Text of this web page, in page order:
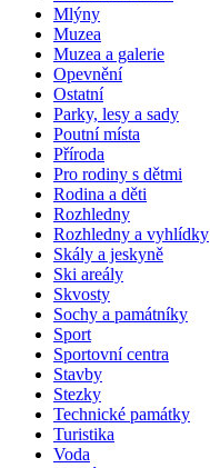
Mlýny
Muzea
Muzea a galerie
Opevnění
Ostatní
Parky, lesy a sady
Poutní místa
Příroda
Pro rodiny s dětmi
Rodina a děti
Rozhledny
Rozhledny a vyhlídky
Skály a jeskyně
Ski areály
Skvosty
Sochy a památníky
Sport
Sportovní centra
Stavby
Stezky
Technické památky
Turistika
Voda